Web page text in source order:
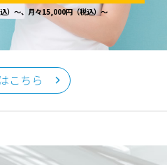
関するお問い合わせは、下記
740
790-6818
）～、月々15,000円（税込）～
こちら